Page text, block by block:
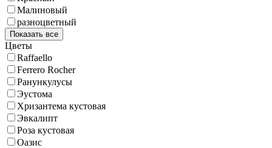
Малиновый
разноцветный
Показать все
Цветы
Raffaello
Ferrero Rocher
Ранункулусы
Эустома
Хризантема кустовая
Эвкалипт
Роза кустовая
Оазис